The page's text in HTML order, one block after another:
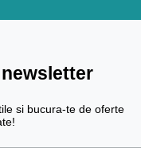
si bucura-te de oferte